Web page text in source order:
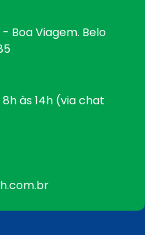
Boa Viagem. Belo
8h às 14h (via chat